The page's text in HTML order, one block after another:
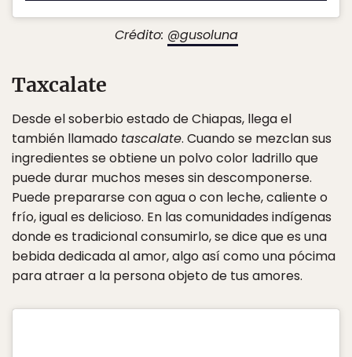
Crédito: @gusoluna
Taxcalate
Desde el soberbio estado de Chiapas, llega el
también llamado tascalate. Cuando se mezclan sus
ingredientes se obtiene un polvo color ladrillo que
puede durar muchos meses sin descomponerse.
Puede prepararse con agua o con leche, caliente o
frío, igual es delicioso. En las comunidades indígenas
donde es tradicional consumirlo, se dice que es una
bebida dedicada al amor, algo así como una pócima
para atraer a la persona objeto de tus amores.